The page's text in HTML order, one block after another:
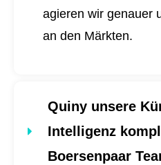
agieren wir genauer
an den Märkten.
Quiny unsere
Intelligenz
Boersenpaar